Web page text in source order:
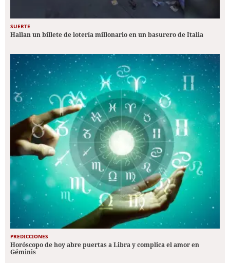
SUERTE
Hallan un billete de lotería millonario en un basurero de Italia
PREDICCIONES
Horóscopo de hoy abre puertas a Libra y complica el amor en
Géminis